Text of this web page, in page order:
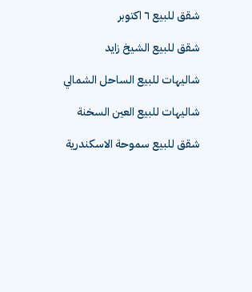
شقق للبيع ٦ اكتوبر
شقق للبيع الشيخ زايد
شاليهات للبيع الساحل الشمالي
شاليهات للبيع العين السخنة
شقق للبيع سموحة الاسكندرية